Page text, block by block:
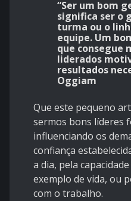
“Ser um bom
significa ser o
turma ou o
equipe. Um
que consegue
liderados
resultados
Oggiam
Que este pequeno
sermos bons líderes
influenciando os
confiança
a dia, pela
exemplo de vida, ou
com o trabalho.